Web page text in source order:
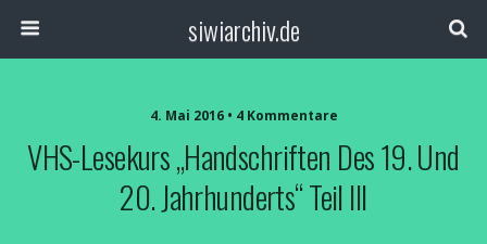
siwiarchiv.de
4. Mai 2016 • 4 Kommentare
VHS-Lesekurs „Handschriften Des 19. Und
20. Jahrhunderts“ Teil III